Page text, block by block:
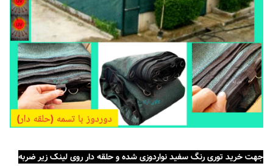
جهت خرید توری رنگ سفید نواردوزی شده و حلقه دار روی لینک زیر ضربه